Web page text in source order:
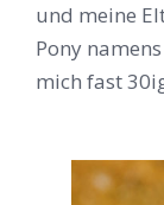
und meine
Pony
mich fast